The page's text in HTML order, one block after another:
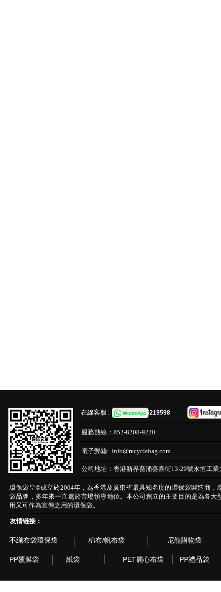
在線客服 :65219598
服務熱線： 852-8208-9220
電子郵箱: info@recyclebag.com
公司地址： 香港新界葵涌葵喜街13-29號永恒工業
環保袋皇©成立於2004年，為香港及廣東省最具知名度的環保袋製造商
袋品牌，多年來一直處於市場領導地位。本公司創立的主要目的是為各大
用又可作為宣傳之用的環保袋。
友情链接：
不織布袋環保袋 棉布/帆布袋 尼龍購物袋
PP覆膜袋 紙袋 PET麗心布袋 PP禮品袋